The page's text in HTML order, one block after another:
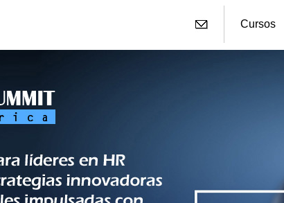
Cursos